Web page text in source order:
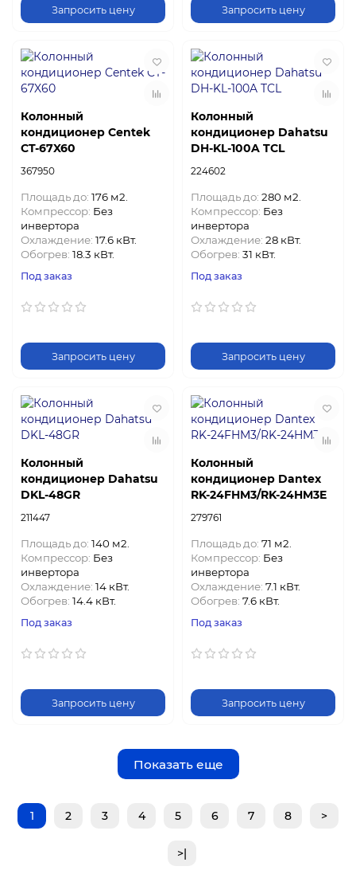
Запросить цену Запросить цену
Колонный
кондиционер Centek
CT-67X60
367950
Площадь до: 176 м2.
Компрессор: Без
инвертора
Охлаждение: 17.6 кВт.
Обогрев: 18.3 кВт.
Под заказ
Запросить цену
Колонный
кондиционер Dahatsu
DH-KL-100A TCL
224602
Площадь до: 280 м2.
Компрессор: Без
инвертора
Охлаждение: 28 кВт.
Обогрев: 31 кВт.
Под заказ
Запросить цену
Колонный
кондиционер Dahatsu
DKL-48GR
211447
Площадь до: 140 м2.
Компрессор: Без
инвертора
Охлаждение: 14 кВт.
Обогрев: 14.4 кВт.
Под заказ
Запросить цену
Колонный
кондиционер Dantex
RK-24FHM3/RK-24HM3E
279761
Площадь до: 71 м2.
Компрессор: Без
инвертора
Охлаждение: 7.1 кВт.
Обогрев: 7.6 кВт.
Под заказ
Запросить цену
Показать еще
1 2 3 4 5 6 7 8 >
>|